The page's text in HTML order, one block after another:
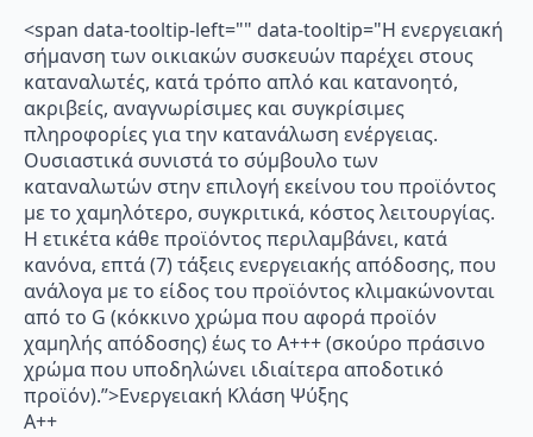
<span data-tooltip-left="" data-tooltip="Η ενεργειακή
σήμανση των οικιακών συσκευών παρέχει στους
καταναλωτές, κατά τρόπο απλό και κατανοητό,
ακριβείς, αναγνωρίσιμες και συγκρίσιμες
πληροφορίες για την κατανάλωση ενέργειας.
Ουσιαστικά συνιστά το σύμβουλο των
καταναλωτών στην επιλογή εκείνου του προϊόντος
με το χαμηλότερο, συγκριτικά, κόστος λειτουργίας.
Η ετικέτα κάθε προϊόντος περιλαμβάνει, κατά
κανόνα, επτά (7) τάξεις ενεργειακής απόδοσης, που
ανάλογα με το είδος του προϊόντος κλιμακώνονται
από το G (κόκκινο χρώμα που αφορά προϊόν
χαμηλής απόδοσης) έως το Α+++ (σκούρο πράσινο
χρώμα που υποδηλώνει ιδιαίτερα αποδοτικό
προϊόν).”>Ενεργειακή Κλάση Ψύξης
A++